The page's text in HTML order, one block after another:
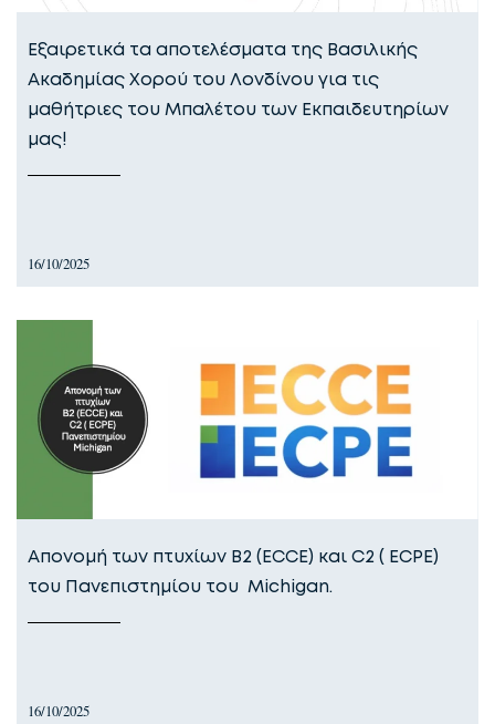
Εξαιρετικά τα αποτελέσματα της Βασιλικής
Ακαδημίας Χορού του Λονδίνου για τις
μαθήτριες του Μπαλέτου των Εκπαιδευτηρίων
μας!
16/10/2025
Απονομή των πτυχίων Β2 (ECCE) και C2 ( ECPE)
του Πανεπιστημίου του Michigan.
16/10/2025